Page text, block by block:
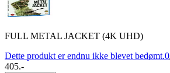
FULL METAL JACKET (4K UHD)
Dette produkt er endnu ikke blevet bedømt.0
405.-